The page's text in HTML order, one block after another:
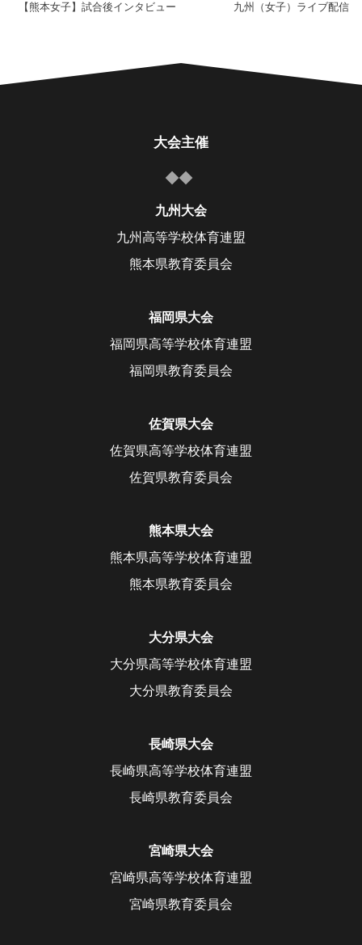
【熊本女子】試合後インタビュー 九州（女子）ライブ配信
大会主催
九州大会
九州高等学校体育連盟
熊本県教育委員会
福岡県大会
福岡県高等学校体育連盟
福岡県教育委員会
佐賀県大会
佐賀県高等学校体育連盟
佐賀県教育委員会
熊本県大会
熊本県高等学校体育連盟
熊本県教育委員会
大分県大会
大分県高等学校体育連盟
大分県教育委員会
長崎県大会
長崎県高等学校体育連盟
長崎県教育委員会
宮崎県大会
宮崎県高等学校体育連盟
宮崎県教育委員会